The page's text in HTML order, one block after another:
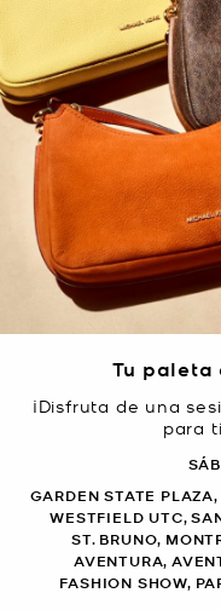
Tu paleta
¡Disfruta de una
para
GARDEN STATE
WESTFIELD UTC,
ST. BRUNO,
AVENTURA,
FASHION SHOW,